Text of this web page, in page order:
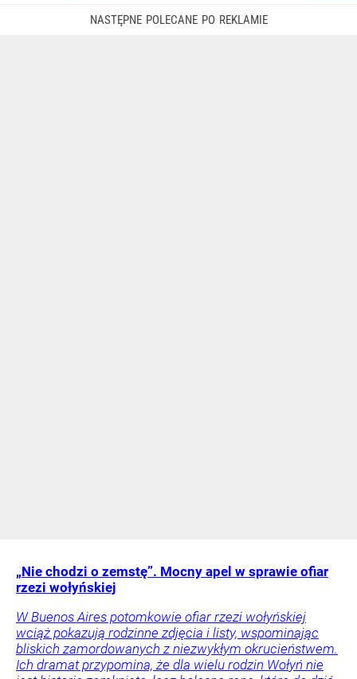
„Nie chodzi o zemstę”. Mocny apel w sprawie ofiar
rzezi wołyńskiej
W Buenos Aires potomkowie ofiar rzezi wołyńskiej
wciąż pokazują rodzinne zdjęcia i listy, wspominając
bliskich zamordowanych z niezwykłym okrucieństwem.
Ich dramat przypomina, że dla wielu rodzin Wołyń nie